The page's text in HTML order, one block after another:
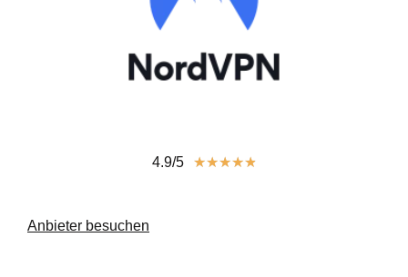
4.9/5 ★★★★★
Anbieter besuchen